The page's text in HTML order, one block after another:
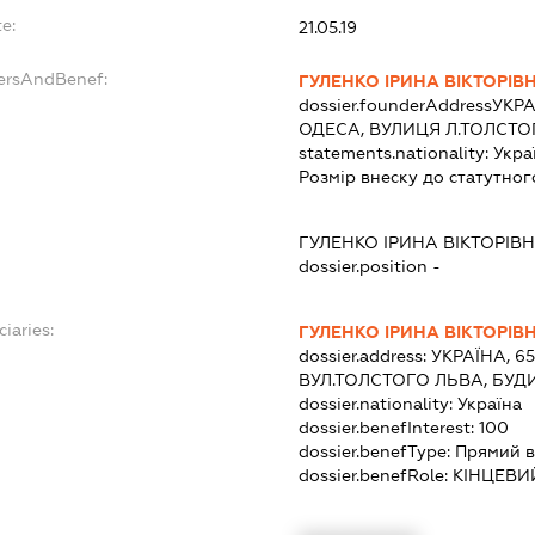
21.05.19
ГУЛЕНКО ІРИНА
dossier.founderAddress
ОДЕСА, ВУЛИЦЯ
statements.nationality:
Розмір внеску до
ГУЛЕНКО ІРИНА
dossier.position -
ГУЛЕНКО ІРИНА
dossier.address: УКРАЇНА,
ВУЛ.ТОЛСТОГО ЛЬВА,
dossier.nationality: Україна
dossier.benefInterest: 100
dossier.benefType: Прямий
dossier.benefRole: